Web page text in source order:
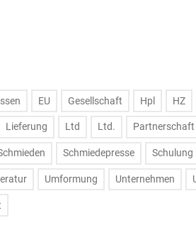
EU Gesellschaft Hpl HZ
Lieferung Ltd Ltd. Partnerschaft
Schmiedepresse Schulung
Umformung Unternehmen